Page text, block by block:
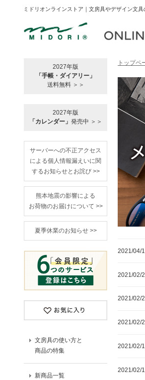
ミドリオンラインストア｜文房具やデザイン文
2027年版
「手帳・ダイアリー」
送料無料 ＞＞
2027年版
「カレンダー」 発売中 ＞＞
サーバーへの不正アクセス
による個人情報漏えいに関
するお知らせとお詫び >>
熊本地震の影響による
お荷物のお届けについて >>
夏季休業のお知らせ >>
文房具の使い方と
商品の特集
新商品一覧
トップペ
2021/04/
2021/02/
2021/02/
2021/02/
2021/02/
2021/02/